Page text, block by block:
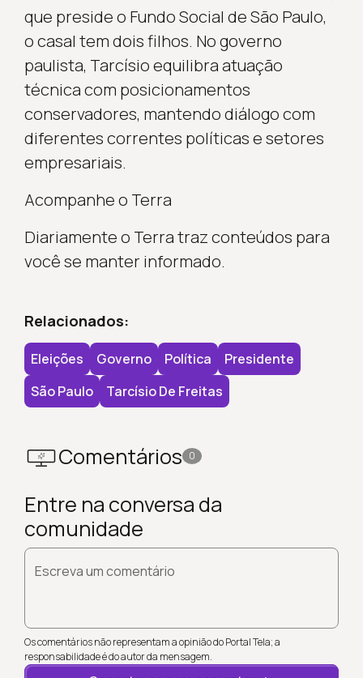
que preside o Fundo Social de São Paulo,
o casal tem dois filhos. No governo
paulista, Tarcísio equilibra atuação
técnica com posicionamentos
conservadores, mantendo diálogo com
diferentes correntes políticas e setores
empresariais.
Acompanhe o Terra
Diariamente o Terra traz conteúdos para
você se manter informado.
Relacionados:
Eleições Governo Política
Presidente
São Paulo
Tarcísio De Freitas
Comentários 0
Entre na conversa da
comunidade
Escreva um comentário
Os comentários não representam a opinião do Portal Tela; a
responsabilidade é do autor da mensagem.